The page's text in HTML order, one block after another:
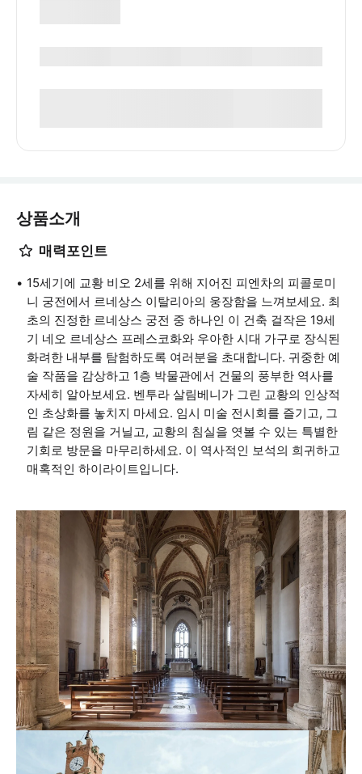
상품소개
매력포인트
15세기에 교황 비오 2세를 위해 지어진 피엔차의 피콜로미
니 궁전에서 르네상스 이탈리아의 웅장함을 느껴보세요. 최
초의 진정한 르네상스 궁전 중 하나인 이 건축 걸작은 19세
기 네오 르네상스 프레스코화와 우아한 시대 가구로 장식된
화려한 내부를 탐험하도록 여러분을 초대합니다. 귀중한 예
술 작품을 감상하고 1층 박물관에서 건물의 풍부한 역사를
자세히 알아보세요. 벤투라 살림베니가 그린 교황의 인상적
인 초상화를 놓치지 마세요. 임시 미술 전시회를 즐기고, 그
림 같은 정원을 거닐고, 교황의 침실을 엿볼 수 있는 특별한
기회로 방문을 마무리하세요. 이 역사적인 보석의 희귀하고
매혹적인 하이라이트입니다.